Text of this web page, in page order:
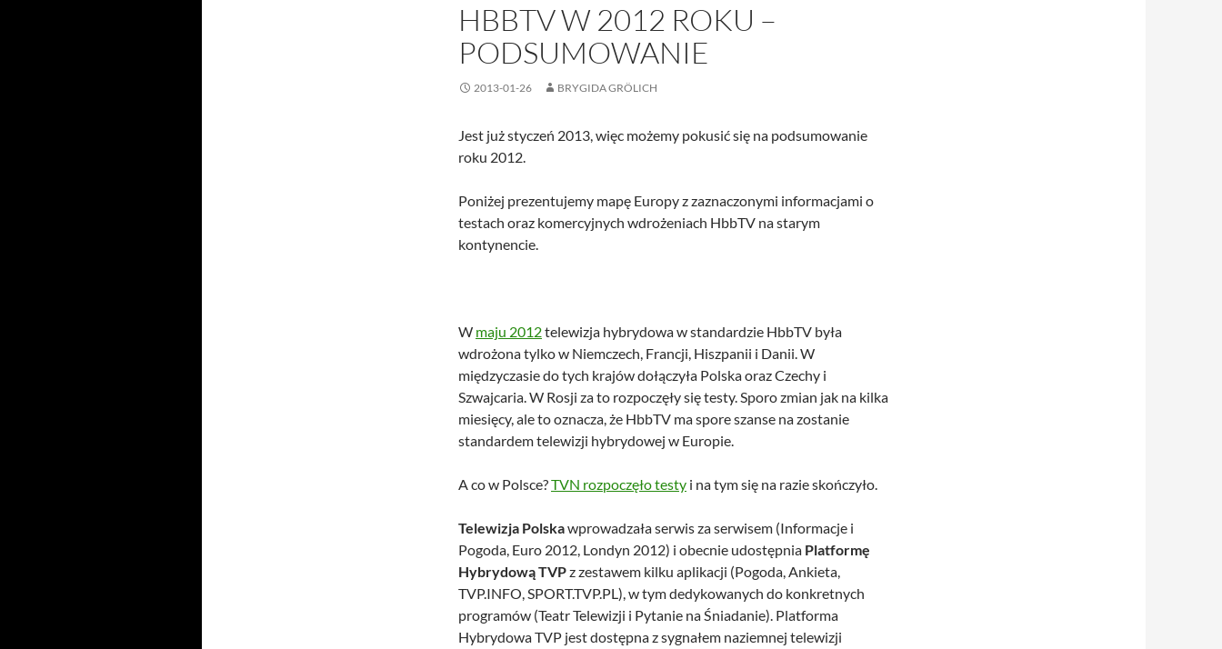
HBBTV W 2012 ROKU –
PODSUMOWANIE
2013-01-26 BRYGIDA GRÖLICH
Jest już styczeń 2013, więc możemy pokusić się na podsumowanie
roku 2012.
Poniżej prezentujemy mapę Europy z zaznaczonymi informacjami o
testach oraz komercyjnych wdrożeniach HbbTV na starym
kontynencie.
W maju 2012telewizja hybrydowa w standardzie HbbTV była
wdrożona tylko w Niemczech, Francji, Hiszpanii i Danii. W
międzyczasie do tych krajów dołączyła Polska oraz Czechy i
Szwajcaria. W Rosji za to rozpoczęły się testy. Sporo zmian jak na kilka
miesięcy, ale to oznacza, że HbbTV ma spore szanse na zostanie
standardem telewizji hybrydowej w Europie.
A co w Polsce?TVN rozpoczęło testy i na tym się na razie skończyło.
Telewizja Polskawprowadzała serwis za serwisem (Informacje i
Pogoda, Euro 2012, Londyn 2012) i obecnie udostępnia Platformę
Hybrydową TVPz zestawem kilku aplikacji (Pogoda, Ankieta,
TVP.INFO, SPORT.TVP.PL), w tym dedykowanych do konkretnych
programów (Teatr Telewizji i Pytanie na Śniadanie). Platforma
Hybrydowa TVP jest dostępna z sygnałem naziemnej telewizji